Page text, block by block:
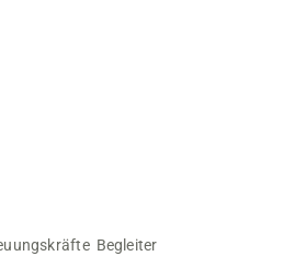
Begleiter